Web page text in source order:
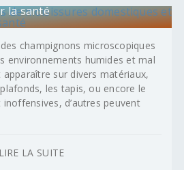
la santé
champignons microscopiques
environnements humides et mal
apparaître sur divers matériaux,
les tapis, ou encore le
d’autres peuvent
LIRE LA SUITE